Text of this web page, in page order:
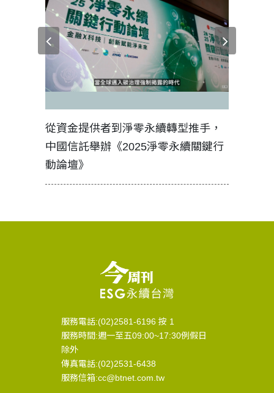
從資金提供者到淨零永續轉型推手，
中國信託舉辦《2025淨零永續關鍵行
動論壇》
服務電話:(02)2581-6196 按 1
服務時間:週一至五09:00~17:30例假日
除外
傳真電話:(02)2531-6438
服務信箱:cc@btnet.com.tw